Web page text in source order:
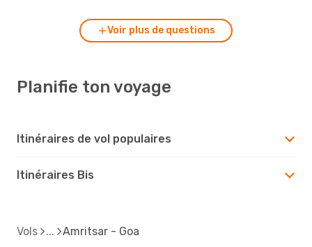
Voir plus de questions
Planifie ton voyage
Itinéraires de vol populaires
Itinéraires Bis
Vols Amritsar - Goa